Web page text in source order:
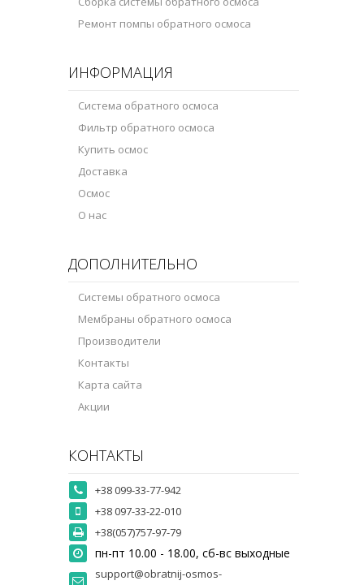
Ремонт помпы обратного осмоса
ИНФОРМАЦИЯ
Система обратного осмоса
Фильтр обратного осмоса
Купить осмос
Доставка
Осмос
О нас
ДОПОЛНИТЕЛЬНО
Системы обратного осмоса
Мембраны обратного осмоса
Производители
Контакты
Карта сайта
Акции
КОНТАКТЫ
+38 099-33-77-942
+38 097-33-22-010
+38(057)757-97-79
пн-пт 10.00 - 18.00, сб-вс выходные
support@obratnij-osmos-